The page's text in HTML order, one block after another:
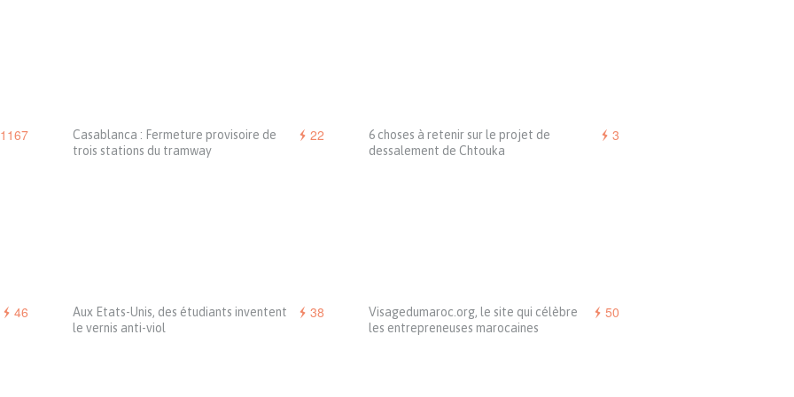
22
Casablanca : Fermeture provisoire de
trois stations du tramway
3
6 choses à retenir sur le projet de
dessalement de Chtouka
46 38
Aux Etats-Unis, des étudiants inventent
le vernis anti-viol
50
Visagedumaroc.org, le site qui célèbre
les entrepreneuses marocaines